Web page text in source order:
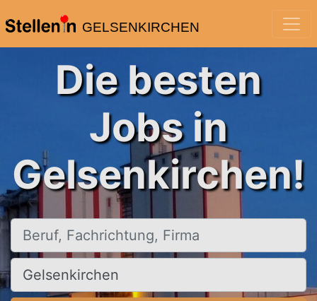
GELSENKIRCHEN
Die besten
Jobs in
Gelsenkirchen!
Beruf, Fachrichtung, Firma
Ort, Stadt